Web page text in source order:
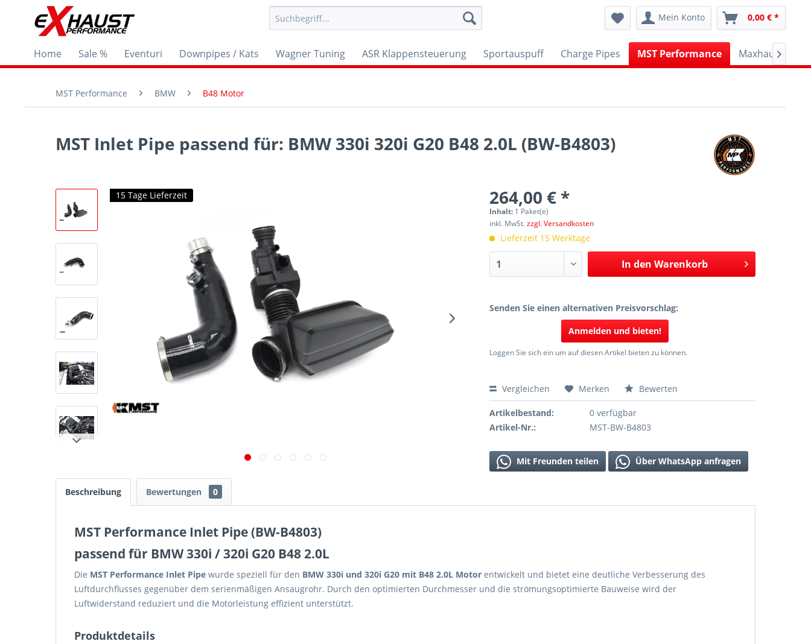
Mein Konto 0,00 € *
Home Sale % Eventuri Downpipes / Kats Wagner Tuning ASR Klappensteuerung Sportauspuff Charge Pipes MST Performance Maxhaust

MST Performance BMW B48 Motor
MST Inlet Pipe passend für: BMW 330i 320i G20 B48 2.0L (BW-B4803)
15 Tage Lieferzeit 264,00 € *
Inhalt: 1 Paket(e)
inkl. MwSt.zzgl. Versandkosten
Lieferzeit 15 Werktage
In den Warenkorb
Senden Sie einen alternativen Preisvorschlag:
Anmelden und bieten!
Loggen Sie sich ein um auf diesen Artikel bieten zu können.
Vergleichen Merken Bewerten
Artikelbestand:
0 verfügbar
Artikel-Nr.:
MST-BW-B4803
Mit Freunden teilen Über WhatsApp anfragen
Beschreibung Bewertungen 0
MST Performance Inlet Pipe (BW-B4803)
passend für BMW 330i / 320i G20 B48 2.0L
Die MST Performance Inlet Pipe wurde speziell für den BMW 330i und 320i G20 mit B48 2.0L Motor entwickelt und bietet eine deutliche Verbesserung des
Luftdurchflusses gegenüber dem serienmäßigen Ansaugrohr. Durch den optimierten Durchmesser und die strömungsoptimierte Bauweise wird der
Luftwiderstand reduziert und die Motorleistung effizient unterstützt.
Produktdetails